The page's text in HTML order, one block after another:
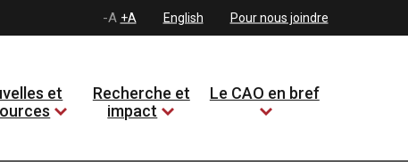
-A +A English Pour nous joindre
et
Recherche et
impact
Le CAO en bref